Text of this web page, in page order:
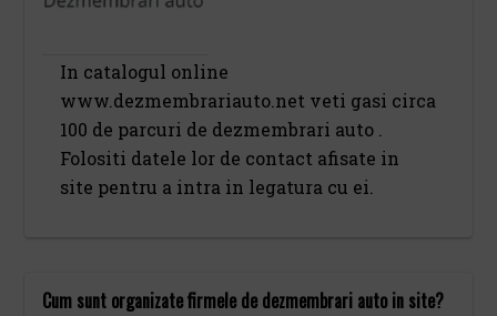
In catalogul online
www.dezmembrariauto.net veti gasi circa
100 de parcuri de dezmembrari auto .
Folositi datele lor de contact afisate in
site pentru a intra in legatura cu ei.
Cum sunt organizate firmele de dezmembrari auto in site?